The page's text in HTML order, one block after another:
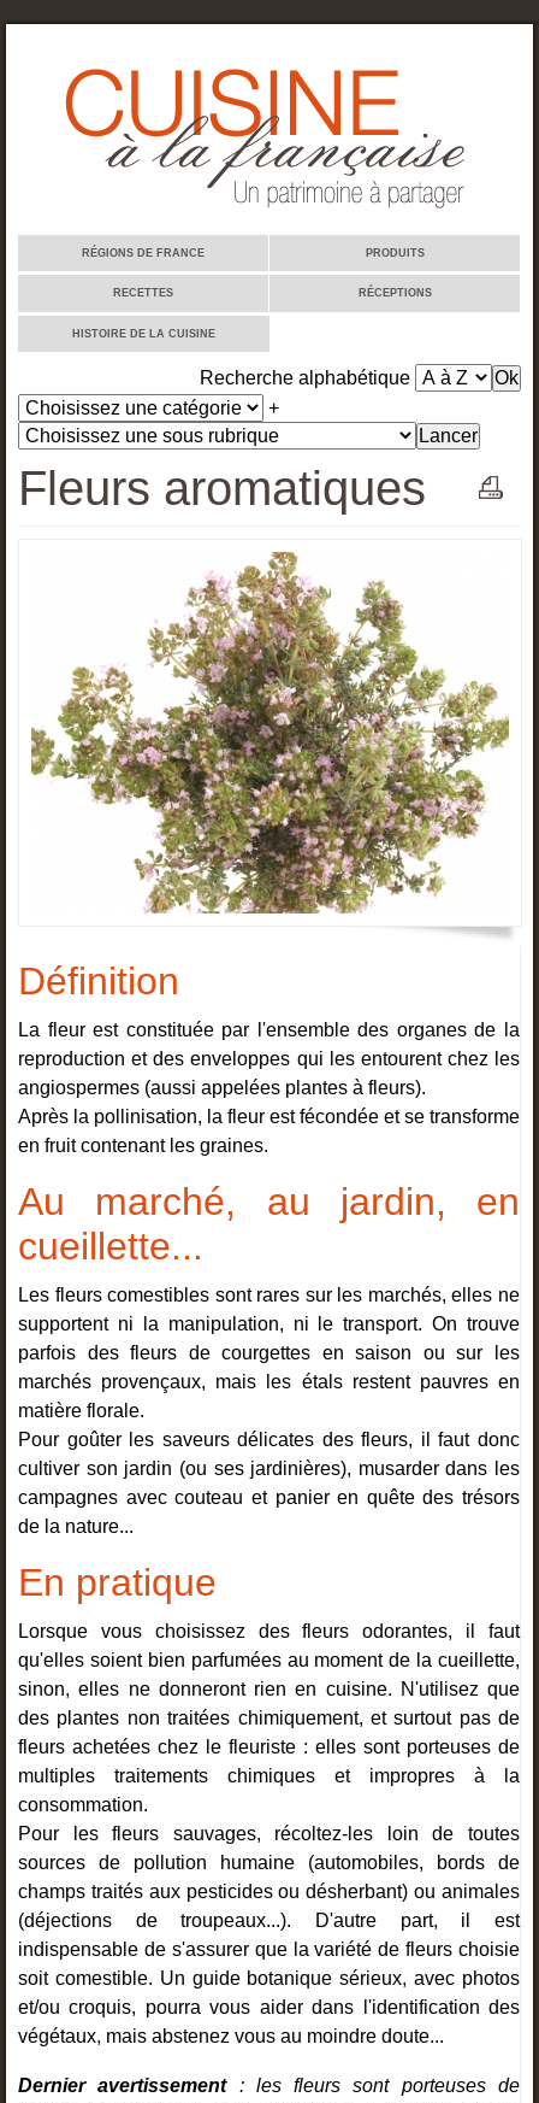
RÉGIONS DE FRANCE PRODUITS
RECETTES RÉCEPTIONS
HISTOIRE DE LA CUISINE
Recherche alphabétique
+
Fleurs aromatiques
Définition
La fleur est constituée par l'ensemble des organes de la
reproduction et des enveloppes qui les entourent chez les
angiospermes (aussi appelées plantes à fleurs).
Après la pollinisation, la fleur est fécondée et se transforme
en fruit contenant les graines.
Au marché, au jardin, en
cueillette...
Les fleurs comestibles sont rares sur les marchés, elles ne
supportent ni la manipulation, ni le transport. On trouve
parfois des fleurs de courgettes en saison ou sur les
marchés provençaux, mais les étals restent pauvres en
matière florale.
Pour goûter les saveurs délicates des fleurs, il faut donc
cultiver son jardin (ou ses jardinières), musarder dans les
campagnes avec couteau et panier en quête des trésors
de la nature...
En pratique
Lorsque vous choisissez des fleurs odorantes, il faut
qu'elles soient bien parfumées au moment de la cueillette,
sinon, elles ne donneront rien en cuisine. N'utilisez que
des plantes non traitées chimiquement, et surtout pas de
fleurs achetées chez le fleuriste : elles sont porteuses de
multiples traitements chimiques et impropres à la
consommation.
Pour les fleurs sauvages, récoltez-les loin de toutes
sources de pollution humaine (automobiles, bords de
champs traités aux pesticides ou désherbant) ou animales
(déjections de troupeaux...). D'autre part, il est
indispensable de s'assurer que la variété de fleurs choisie
soit comestible. Un guide botanique sérieux, avec photos
et/ou croquis, pourra vous aider dans l'identification des
végétaux, mais abstenez vous au moindre doute...
Dernier avertissement: les fleurs sont porteuses de